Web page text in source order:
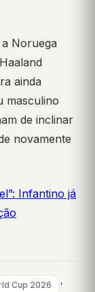
Noruega
ainda
masculino
de inclinar
novamente
Infantino já
Cup 2026 ,